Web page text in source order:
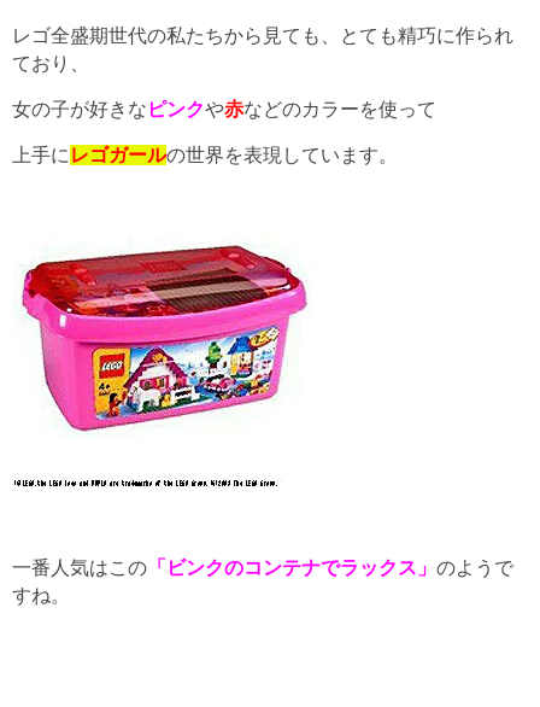
レゴ全盛期世代の私たちから見ても、とても精巧に作られ
ており、
女の子が好きな ピンクや赤などのカラーを使って
上手に レゴガールの世界を表現しています。
一番人気はこの 「ビンクのコンテナでラックス」 のようで
すね。